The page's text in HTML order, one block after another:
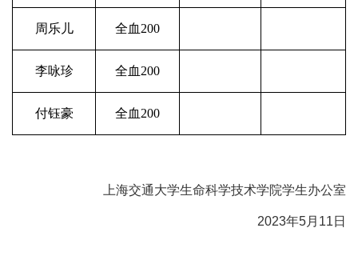
周乐儿 全血 200
李咏珍 全血 200
付钰豪 全血 200
上海交通大学生命科学技术学院学生办公室
2023年5月11日